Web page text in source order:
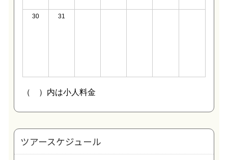
ツアースケジュール